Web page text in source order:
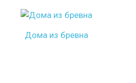
Дома из бревна